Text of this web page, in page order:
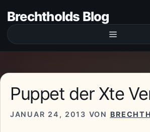
Inhalt
springen
Brechtholds Blog
Menü
Puppet der Xte
JANUAR 24, 2013 VON